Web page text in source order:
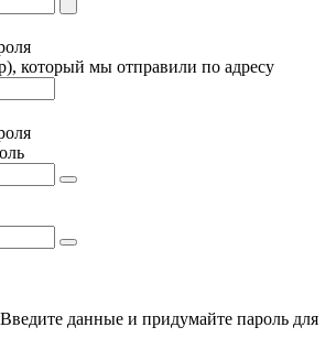
который мы отправили по адресу
данные и придумайте пароль для